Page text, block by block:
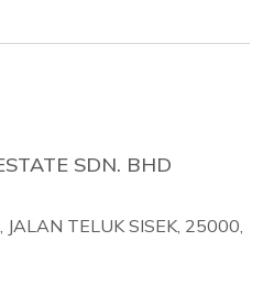
SDN. BHD
TELUK SISEK, 25000,